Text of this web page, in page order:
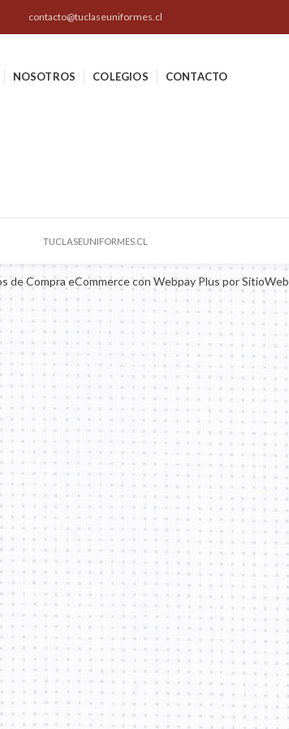
contacto@tuclaseuniformes.cl
NOSOTROS COLEGIOS CONTACTO
TUCLASEUNIFORMES.CL